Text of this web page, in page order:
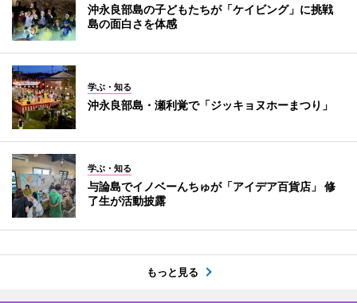
沖永良部島の子どもたちが「ケイビング」に挑戦
島の面白さを体感
学ぶ・知る
沖永良部島・瀬利覚で「ジッキョヌホーまつり」
学ぶ・知る
与論島でイノベーんちゅが「アイデア百貨店」 修
了生が活動披露
もっと見る